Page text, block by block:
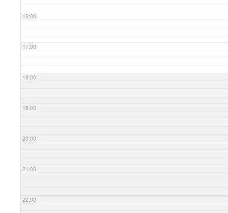
16:00
17:00
18:00
19:00
20:00
21:00
22:00